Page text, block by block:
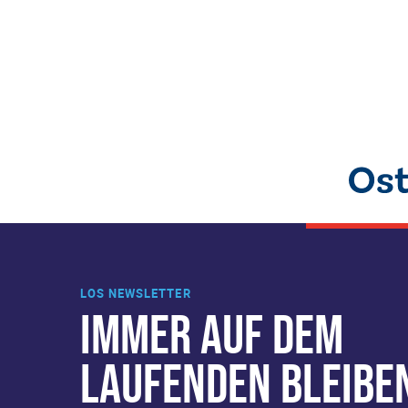
LOS NEWSLETTER
IMMER AUF DEM
LAUFENDEN